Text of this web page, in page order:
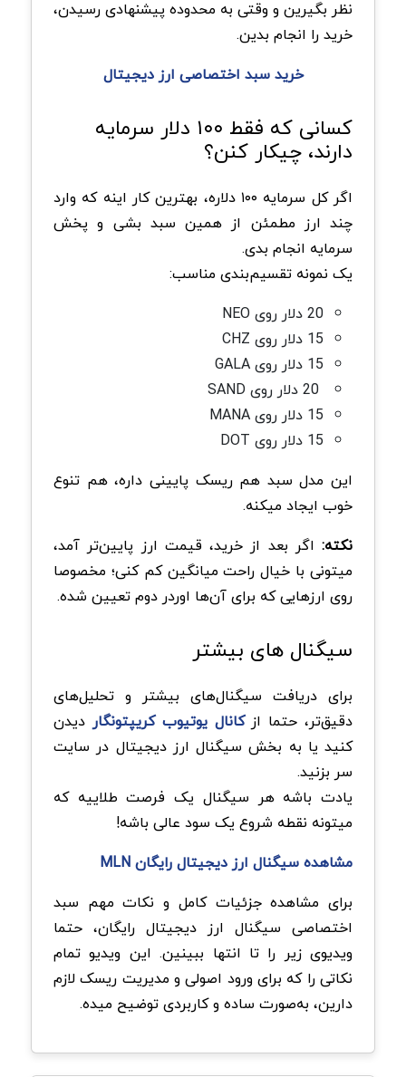
نظر بگیرین و وقتی به محدوده پیشنهادی رسیدن،
خرید را انجام بدین.
خرید سبد اختصاصی ارز دیجیتال
کسانی که فقط ۱۰۰ دلار سرمایه
دارند، چیکار کنن؟
اگر کل سرمایه ۱۰۰ دلاره، بهترین کار اینه که وارد
چند ارز مطمئن از همین سبد بشی و پخش
سرمایه انجام بدی.
یک نمونه تقسیم‌بندی مناسب:
20 دلار روی NEO
15 دلار روی CHZ
15 دلار روی GALA
15 دلار روی MANA
15 دلار روی DOT
این مدل سبد هم ریسک پایینی داره، هم تنوع
خوب ایجاد میکنه.
نکته: اگر بعد از خرید، قیمت ارز پایین‌تر آمد،
میتونی با خیال راحت میانگین کم کنی؛ مخصوصا
روی ارزهایی که برای آن‌ها اوردر دوم تعیین شده.
سیگنال های بیشتر
برای دریافت سیگنال‌های بیشتر و تحلیل‌های
دقیق‌تر، حتما ازکانال یوتیوب کریپتونگاردیدن
کنید یا به بخش سیگنال ارز دیجیتال در سایت
سر بزنید.
یادت باشه هر سیگنال یک فرصت طلاییه که
میتونه نقطه شروع یک سود عالی باشه!
مشاهده سیگنال ارز دیجیتال رایگان MLN
برای مشاهده جزئیات کامل و نکات مهم سبد
اختصاصی سیگنال ارز دیجیتال رایگان، حتما
ویدیوی زیر را تا انتها ببینین. این ویدیو تمام
نکاتی را که برای ورود اصولی و مدیریت ریسک لازم
دارین، به‌صورت ساده و کاربردی توضیح میده.